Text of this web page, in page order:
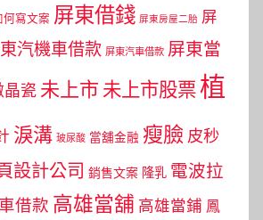
何寫文案 屏東借錢 屏東房屋二胎 屏
汽機車借款 屏東汽車借款 屏東當
晶瓷 未上市 未上市股票植
淚溝 玻尿酸 當舖金融 瘦臉 皮秒
設計公司 銷售文案 隆乳 電波拉
借款 高雄當舖 高雄當鋪 鳳